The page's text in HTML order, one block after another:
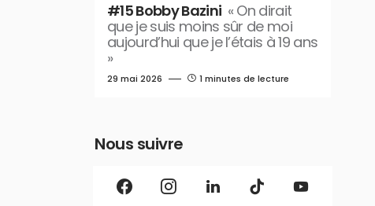
#15 Bobby Bazini « On dirait
que je suis moins sûr de moi
aujourd’hui que je l’étais à 19 ans
»
29 mai 2026 1 minutes de lecture
Nous suivre